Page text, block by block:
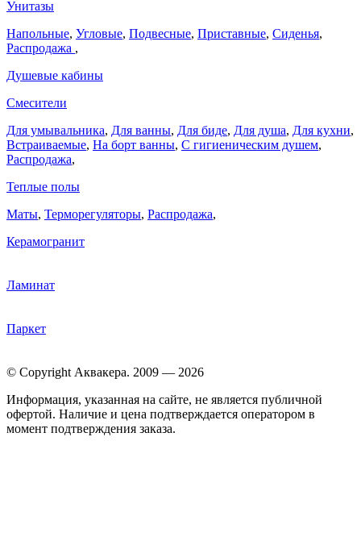
Унитазы
Напольные, Угловые, Подвесные, Приставные, Сиденья,
Распродажа ,
Душевые кабины
Смесители
Для умывальника, Для ванны, Для биде, Для душа, Для кухни,
Встраиваемые, На борт ванны, C гигиеническим душем,
Распродажа,
Теплые полы
Маты, Терморегуляторы, Распродажа,
Керамогранит
Ламинат
Паркет
© Copyright Аквакера. 2009 — 2026
Информация, указанная на сайте, не является публичной
офертой. Наличие и цена подтверждается оператором в
момент подтверждения заказа.